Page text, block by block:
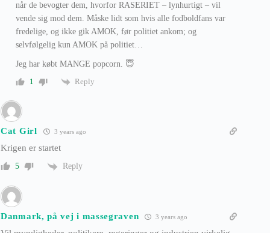
når de bevogter dem, hvorfor RASERIET – lynhurtigt – vil
vende sig mod dem. Måske lidt som hvis alle fodboldfans var
fredelige, og ikke gik AMOK, før politiet ankom; og
selvfølgelig kun AMOK på politiet…
Jeg har købt MANGE popcorn. 😇
1
Reply
Cat Girl 3 years ago
Krigen er startet
5 Reply
Danmark, på vej i massegraven 3 years ago